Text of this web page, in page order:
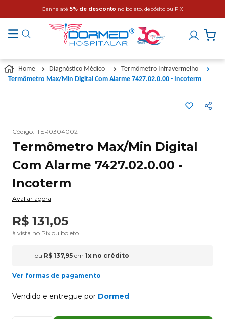
Ganhe até 5% de desconto no boleto, depósito ou PIX
Diagnóstico Médico
Termômetro Infravermelho
Termômetro Max/Min Digital Com Alarme 7427.02.0.00 - Incoterm
Código: TER0304002
Termômetro Max/Min Digital
Com Alarme 7427.02.0.00 -
Incoterm
Avaliar agora
R$ 131,05
à vista no Pix ou boleto
ou R$ 137,95 em 1x no crédito
Ver formas de pagamento
Vendido e entregue por Dormed